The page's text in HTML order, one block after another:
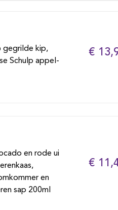
gegrilde kip,
Schulp appel-
€
en rode ui
en
sap 200ml
€